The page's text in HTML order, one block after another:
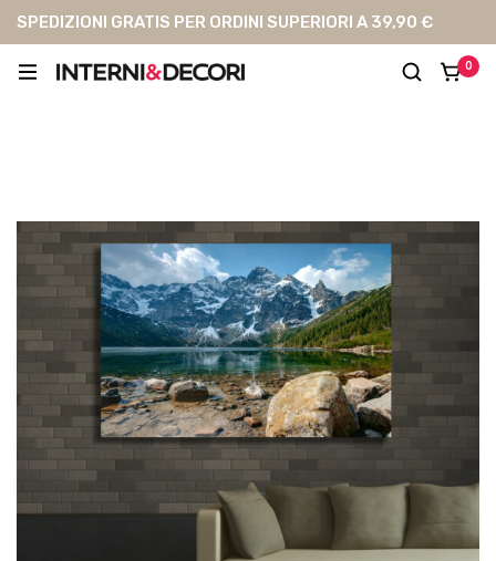
SPEDIZIONI GRATIS PER ORDINI SUPERIORI A 39,90 €
0